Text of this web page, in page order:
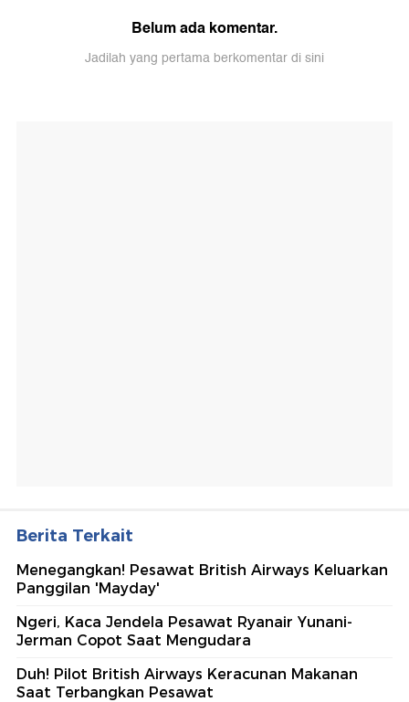
Belum ada komentar.
Jadilah yang pertama berkomentar di sini
Berita Terkait
Menegangkan! Pesawat British Airways Keluarkan
Panggilan 'Mayday'
Ngeri, Kaca Jendela Pesawat Ryanair Yunani-
Jerman Copot Saat Mengudara
Duh! Pilot British Airways Keracunan Makanan
Saat Terbangkan Pesawat